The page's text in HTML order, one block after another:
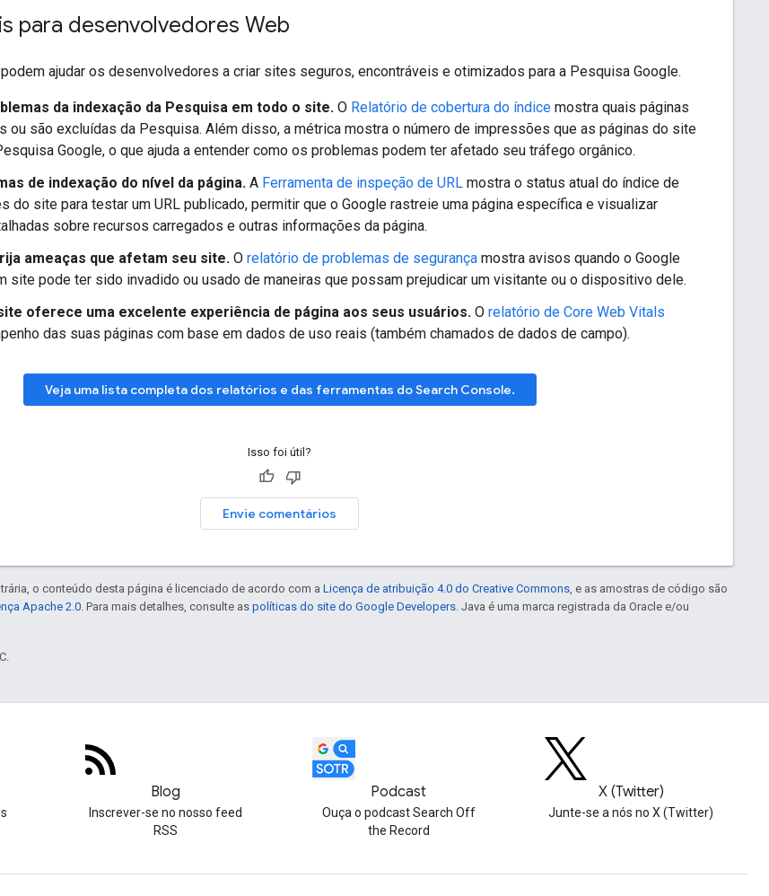
para desenvolvedores Web
podem ajudar os desenvolvedores a criar sites seguros, encontráveis e otimizados para a Pesquisa Google.
da indexação da Pesquisa em todo o site. O Relatório de cobertura do índice mostra quais páginas
ou são excluídas da Pesquisa. Além disso, a métrica mostra o número de impressões que as páginas do site
Pesquisa Google, o que ajuda a entender como os problemas podem ter afetado seu tráfego orgânico.
de indexação do nível da página. A Ferramenta de inspeção de URL mostra o status atual do índice de
do site para testar um URL publicado, permitir que o Google rastreie uma página específica e visualizar
sobre recursos carregados e outras informações da página.
ameaças que afetam seu site. O relatório de problemas de segurança mostra avisos quando o Google
site pode ter sido invadido ou usado de maneiras que possam prejudicar um visitante ou o dispositivo dele.
oferece uma excelente experiência de página aos seus usuários. O relatório de Core Web Vitals
das suas páginas com base em dados de uso reais (também chamados de dados de campo).
Veja uma lista completa dos relatórios e das ferramentas do Search Console.
Isso foi útil?
Envie comentários
o conteúdo desta página é licenciado de acordo com a Licença de atribuição 4.0 do Creative Commons , e as amostras de código são
Apache 2.0 . Para mais detalhes, consulte as políticas do site do Google Developers . Java é uma marca registrada da Oracle e/ou
Blog
Inscrever-se no nosso feed
RSS
Podcast
Ouça o podcast Search Off
the Record
X (Twitter)
Junte-se a nós no X (Twitter)